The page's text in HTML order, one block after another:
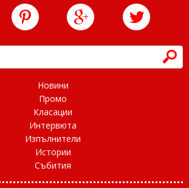
h
Новини
Промо
Класации
Интервюта
Изпълнители
Истории
Събития